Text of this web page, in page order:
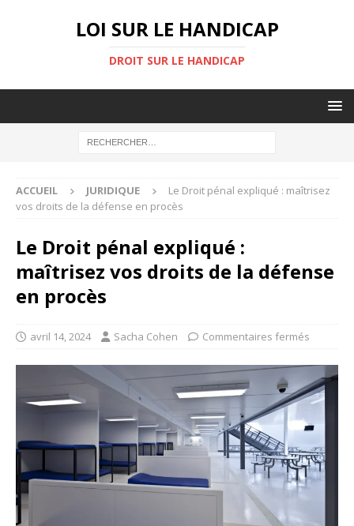
LOI SUR LE HANDICAP
DROIT SUR LE HANDICAP
ACCUEIL JURIDIQUE
Le Droit pénal expliqué : maîtrisez
vos droits de la défense en procès
Le Droit pénal expliqué :
maîtrisez vos droits de la défense
en procès
avril 14, 2024 Sacha Cohen Commentaires fermés